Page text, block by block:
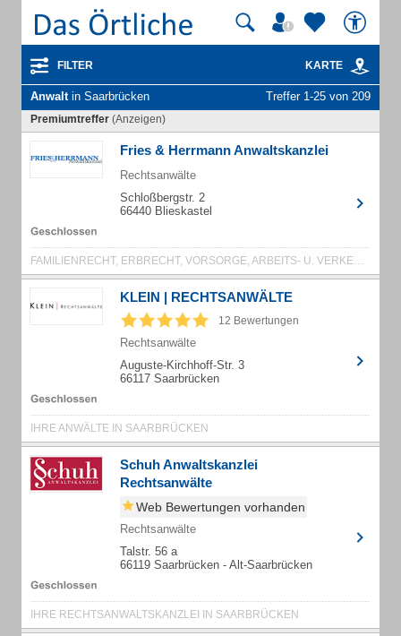
FILTER KARTE
Anwaltin Saarbrücken Treffer 1-25 von 209
Premiumtreffer (Anzeigen)
Fries & Herrmann Anwaltskanzlei
Rechtsanwälte
Schloßbergstr. 2
66440 Blieskastel
FAMILIENRECHT, ERBRECHT, VORSORGE, ARBEITS- U. VERKEHRSRECHT
KLEIN | RECHTSANWÄLTE
12 Bewertungen
Rechtsanwälte
Auguste-Kirchhoff-Str. 3
66117 Saarbrücken
IHRE ANWÄLTE IN SAARBRÜCKEN
Schuh Anwaltskanzlei
Rechtsanwälte
Web Bewertungen vorhanden
Rechtsanwälte
Talstr. 56 a
66119 Saarbrücken - Alt-Saarbrücken
IHRE RECHTSANWALTSKANZLEI IN SAARBRÜCKEN